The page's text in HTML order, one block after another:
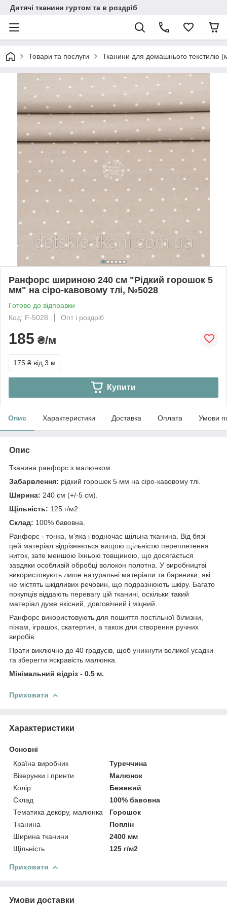
Дитячі тканини гуртом та в роздріб
Товари та послуги Тканини для домашнього текстилю
Ранфорс шириною 240 см "Рідкий горошок 5
мм" на сіро-кавовому тлі, №5028
Готово до відправки
Код: F-5028
Опт і роздріб
185 ₴/м
175 ₴ від 3 м
Купити
Опис Характеристики Доставка Оплата Умови
Опис
Тканина ранфорс з малюнком.
Забарвлення: рідкий горошок 5 мм на сіро-кавовому тлі.
Ширина: 240 см (+/-5 см).
Щільність: 125 г/м2.
Склад: 100% бавовна.
Ранфорс - тонка, м'яка і водночас щільна тканина. Від бязі
цей матеріал відрізняється вищою щільністю переплетення
ниток, зате меншою їхньою товщиною, що досягається
завдяки особливій обробці волокон полотна. У виробництві
використовують лише натуральні матеріали та барвники, які
не містять шкідливих речовин, що подразнюють шкіру. Багато
покупців віддають перевагу цій тканині, оскільки такий
матеріал дуже якісний, довговічний і міцний.
Ранфорс використовують для пошиття постільної білизни,
піжам, іграшок, скатертин, а також для створення ручних
виробів.
Прати виключно до 40 градусів, щоб уникнути великої усадки
та зберегти яскравість малюнка.
Мінімальний відріз - 0.5 м.
Приховати
Характеристики
Основні
Країна виробник
Туреччина
Візерунки і принти
Малюнок
Колір
Бежевий
Склад
100% бавовна
Тематика декору, малюнка
Горошок
Тканина
Поплін
Ширина тканини
2400 мм
Щільність
125 г/м2
Приховати
Умови доставки